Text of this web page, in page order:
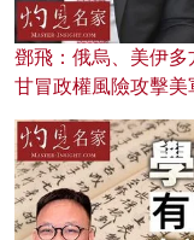
鄧飛：俄烏、美伊
甘冒政權風險攻擊美